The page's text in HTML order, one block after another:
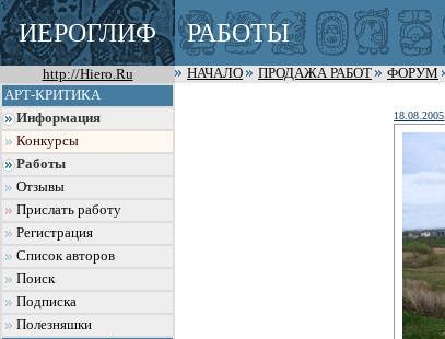
ИЕРОГЛИФ РАБОТЫ
http://Hiero.Ru НАЧАЛО ПРОДАЖА РАБОТ ФОРУМ
АРТ-КРИТИКА
Информация
Конкурсы
Работы
Отзывы
Прислать работу
Регистрация
Список авторов
Поиск
Подписка
Полезняшки
18.08.2005